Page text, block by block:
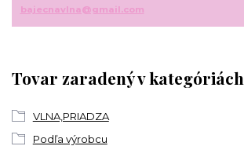
Tovar zaradený v kategóriách
VLNA,PRIADZA
Podľa výrobcu
bajecnavlna@gmail.com